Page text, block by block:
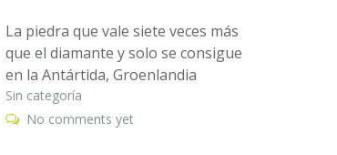
La piedra que vale siete veces más
que el diamante y solo se consigue
en la Antártida, Groenlandia
Sin categoría
No comments yet